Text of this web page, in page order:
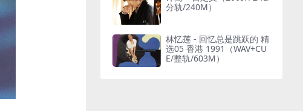
分轨/240M）
林忆莲 - 回忆总是跳跃的 精
选05 香港 1991（WAV+CU
E/整轨/603M）